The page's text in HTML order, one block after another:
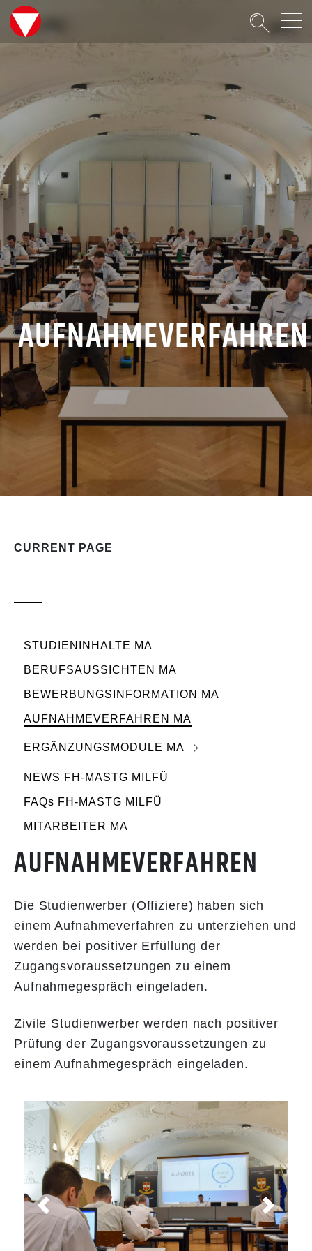
Suche
AUFNAHMEVERFAHREN
CURRENT PAGE
STUDIENINHALTE MA
BERUFSAUSSICHTEN MA
BEWERBUNGSINFORMATION MA
AUFNAHMEVERFAHREN MA
ERGÄNZUNGSMODULE MA
NEWS FH-MASTG MILFÜ
FAQs FH-MASTG MILFÜ
MITARBEITER MA
AUFNAHMEVERFAHREN
Die Studienwerber (Offiziere) haben sich
einem Aufnahmeverfahren zu unterziehen und
werden bei positiver Erfüllung der
Zugangsvoraussetzungen zu einem
Aufnahmegespräch eingeladen.
​​​​​​​Zivile Studienwerber werden nach positiver
Prüfung der Zugangsvoraussetzungen zu
einem Aufnahmegespräch eingeladen.